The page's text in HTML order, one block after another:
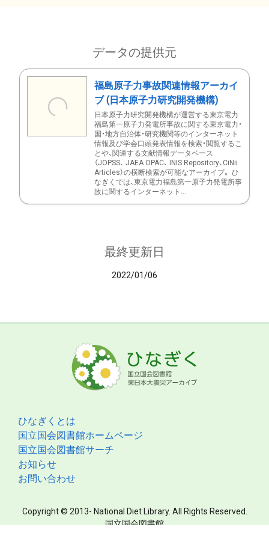
データの提供元
福島原子力事故関連情報アーカイ
ブ (日本原子力研究開発機構)
日本原子力研究開発機構が運営する東京電力
福島第一原子力発電所事故に関する東京電力・
国・地方自治体・研究機関等のインターネット
情報及び学会口頭発表情報を検索・閲覧するこ
とや、関連する文献情報データベース
（JOPSS、 JAEA OPAC、 INIS Repository、CiNii
Articles）の横断検索が可能なアーカイブ。 ひ
なぎくでは、東京電力福島第一原子力発電所事
故に関するインターネット...
最終更新日
2022/01/06
ひなぎくとは
国立国会図書館ホームページ
国立国会図書館サーチ
お知らせ
お問い合わせ
Copyright © 2013- National Diet Library. All Rights Reserved.